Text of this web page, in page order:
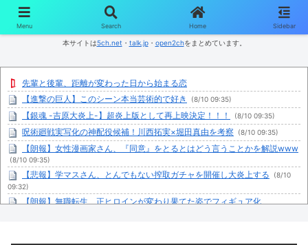
コンテンツへスキップ
本サイトは5ch.net ・ talk.jp・ open2chをまとめています。
先輩と後輩、距離が変わった日から始まる恋
【進撃の巨人】このシーン本当芸術的で好き
(8/10 09:35)
【銀魂 -吉原大炎上-】超炎上版として再上映決定！！！ (8/10 09:35)
呪術廻戦実写化の神配役候補！川西拓実×堀田真由を考察 (8/10 09:35)
【朗報】女性漫画家さん、『同意』をとるとはどう言うことかを解説www
(8/10 09:35)
【悲報】学マスさん、とんでもない搾取ガチャを開催し大炎上する
(8/10
09:32)
【朗報】無職転生、正ヒロインが変わり果てた姿でフィギュア化
Menu Search Home Sidebar